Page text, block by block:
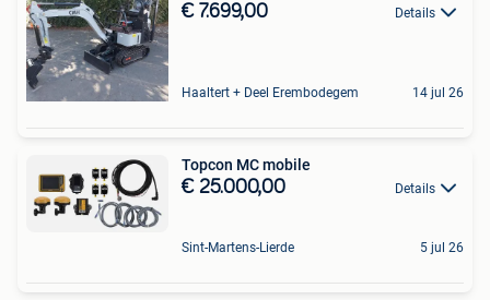
€ 7.699,00 Details
Haaltert + Deel Erembodegem 14 jul 26
Topcon MC mobile
€ 25.000,00 Details
Sint-Martens-Lierde 5 jul 26